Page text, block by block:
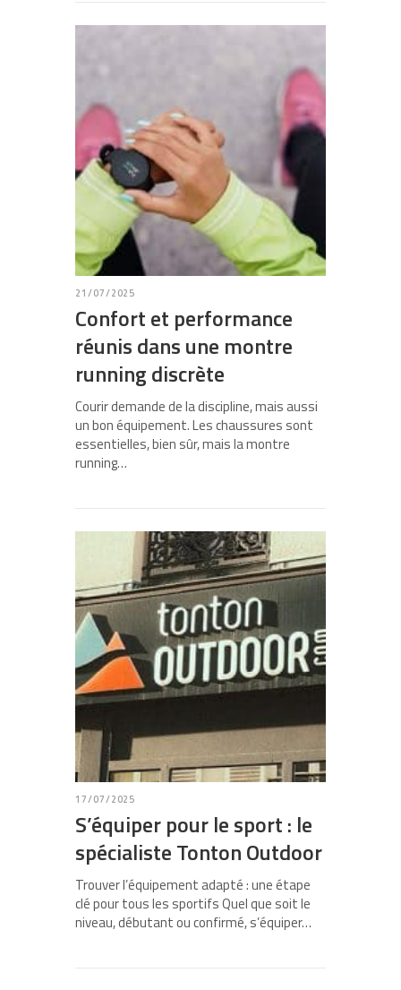
21/07/2025
Confort et performance
réunis dans une montre
running discrète
Courir demande de la discipline, mais aussi
un bon équipement. Les chaussures sont
essentielles, bien sûr, mais la montre
running…
17/07/2025
S’équiper pour le sport : le
spécialiste Tonton Outdoor
Trouver l’équipement adapté : une étape
clé pour tous les sportifs Quel que soit le
niveau, débutant ou confirmé, s’équiper…